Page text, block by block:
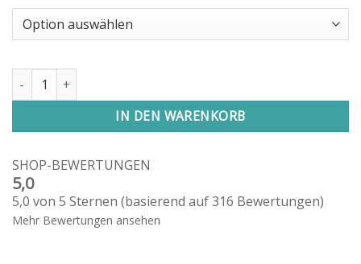
Steinkette "Sanftheit" (Morganit) Menge
IN DEN WARENKORB
SHOP-BEWERTUNGEN
5,0
5,0 von 5 Sternen (basierend auf 316 Bewertungen)
Mehr Bewertungen ansehen